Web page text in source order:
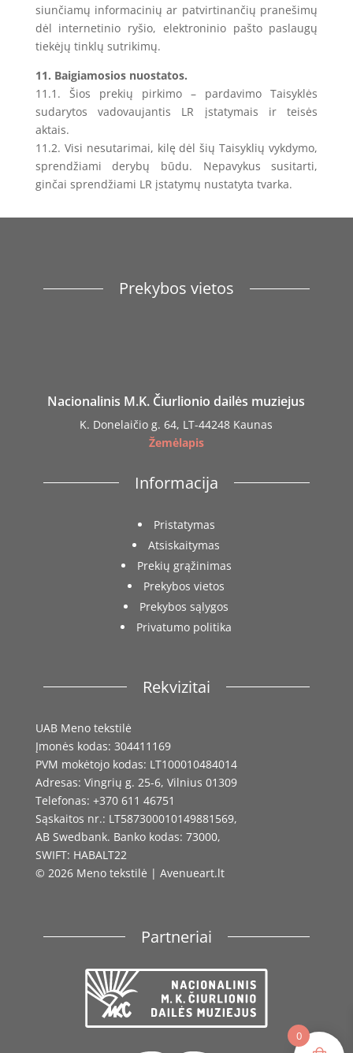
siunčiamų informacinių ar patvirtinančių pranešimų
dėl internetinio ryšio, elektroninio pašto paslaugų
tiekėjų tinklų sutrikimų.
11. Baigiamosios nuostatos.
11.1. Šios prekių pirkimo – pardavimo Taisyklės
sudarytos vadovaujantis LR įstatymais ir teisės
aktais.
11.2. Visi nesutarimai, kilę dėl šių Taisyklių vykdymo,
sprendžiami derybų būdu. Nepavykus susitarti,
ginčai sprendžiami LR įstatymų nustatyta tvarka.
Prekybos vietos
Nacionalinis M.K. Čiurlionio dailės muziejus
K. Donelaičio g. 64, LT-44248 Kaunas
Žemėlapis
Informacija
Pristatymas
Atsiskaitymas
Prekių grąžinimas
Prekybos vietos
Prekybos sąlygos
Privatumo politika
Rekvizitai
UAB Meno tekstilė
Įmonės kodas: 304411169
PVM mokėtojo kodas: LT100010484014
Adresas: Vingrių g. 25-6, Vilnius 01309
Telefonas: +370 611 46751
Sąskaitos nr.: LT587300010149881569,
AB Swedbank. Banko kodas: 73000,
SWIFT: HABALT22
© 2026 Meno tekstilė | Avenueart.lt
Partneriai
0